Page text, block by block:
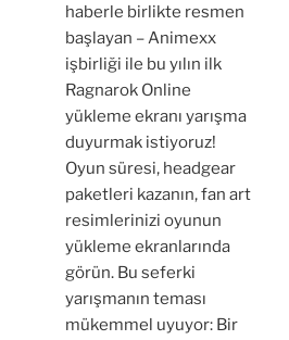
haberle birlikte resmen
başlayan – Animexx
işbirliği ile bu yılın ilk
Ragnarok Online
yükleme ekranı yarışma
duyurmak istiyoruz!
Oyun süresi, headgear
paketleri kazanın, fan art
resimlerinizi oyunun
yükleme ekranlarında
görün. Bu seferki
yarışmanın teması
mükemmel uyuyor: Bir